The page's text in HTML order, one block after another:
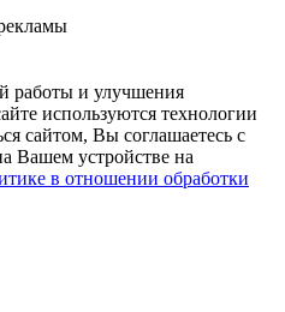
работы и улучшения
используются технологии
сайтом, Вы соглашаетесь с
Вашем устройстве на
в отношении обработки